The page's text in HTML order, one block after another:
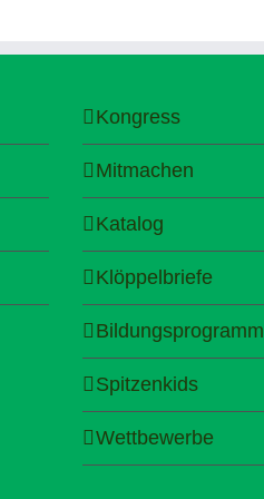
Kongress
Mitmachen
Katalog
Klöppelbriefe
Bildungsprogramm
Spitzenkids
Wettbewerbe